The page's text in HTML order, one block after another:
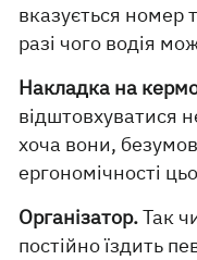
вказується
разі чого водія
Накладка на
відштовхуватися
хоча вони,
ергономічності
Організатор.Так
постійно їздить